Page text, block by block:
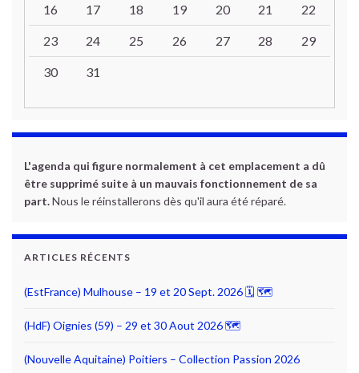
16 17 18 19 20 21 22
23 24 25 26 27 28 29
30 31
L'agenda qui figure normalement à cet emplacement a dû
être supprimé suite à un mauvais fonctionnement de sa
part.Nous le réinstallerons dès qu'il aura été réparé.
ARTICLES RÉCENTS
(EstFrance) Mulhouse – 19 et 20 Sept. 2026 🗓 🗺
(HdF) Oignies (59) – 29 et 30 Aout 2026 🗺
(Nouvelle Aquitaine) Poitiers – Collection Passion 2026